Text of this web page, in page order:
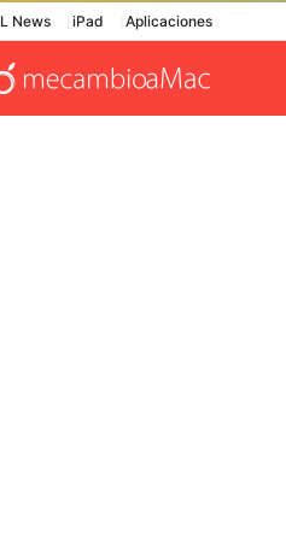
News iPad Aplicaciones